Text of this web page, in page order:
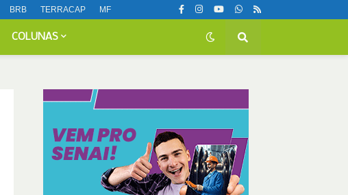
BRB TERRACAP MF
COLUNAS